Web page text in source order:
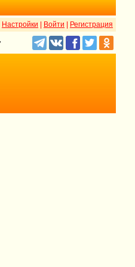
Настройки Войти Регистрация